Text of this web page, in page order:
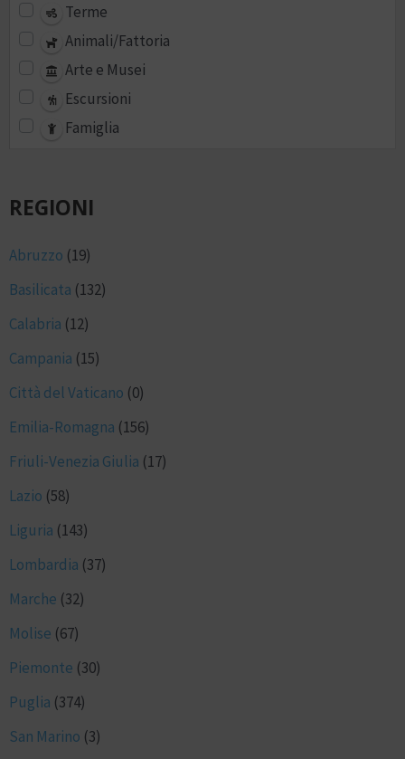
Terme
Animali/Fattoria
Arte e Musei
Escursioni
Famiglia
REGIONI
Abruzzo (19)
Basilicata (132)
Calabria (12)
Campania (15)
Città del Vaticano (0)
Emilia-Romagna (156)
Friuli-Venezia Giulia (17)
Lazio (58)
Liguria (143)
Lombardia (37)
Marche (32)
Molise (67)
Piemonte (30)
Puglia (374)
San Marino (3)